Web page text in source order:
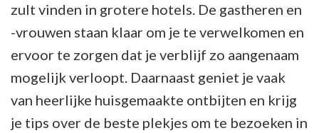
zult vinden in grotere hotels. De gastheren en
-vrouwen staan klaar om je te verwelkomen en
ervoor te zorgen dat je verblijf zo aangenaam
mogelijk verloopt. Daarnaast geniet je vaak
van heerlijke huisgemaakte ontbijten en krijg
je tips over de beste plekjes om te bezoeken in